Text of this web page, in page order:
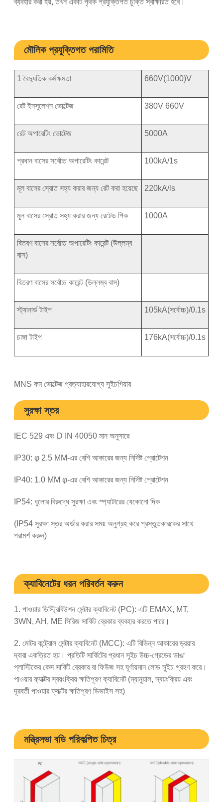
ব্যবহার করা হয়, তখন একটি পৃথক প্রযুক্তিগত চুক্তি স্বাক্ষরিত হবে।
মৌলিক প্রযুক্তিগত পরামিতি
1 বৈদ্যুতিক কর্মক্ষমতা 660V(1000)V
রেট ইনসুলেশন ভোল্টেজ 380V 660V
রেট অপারেটিং ভোল্টেজ 5000A
প্রধান বাসের সর্বোচ্চ অপারেটিং কারেন্ট 100kA/1s
মূল বাসের স্রোত সহ্য করার জন্য রেট করা হয়েছে 220kA/ls
মূল বাসের স্রোত সহ্য করার জন্য রেটেড পিক 1000A
বিতরণ বাসের সর্বোচ্চ অপারেটিং কারেন্ট (উল্লম্ব
বাস)
বিতরণ বাসের সর্বোচ্চ কারেন্ট (উল্লম্ব বাস)
স্ট্যানার্ড টাইপ 105kA(সর্বোচ্চ)/0.1s
চাঙ্গা টাইপ 176kA(সর্বোচ্চ)/0.1s
MNS কম ভোল্টেজ প্রত্যাহারযোগ্য সুইচগিয়ার
সুরক্ষা স্তর
IEC 529 এবং D IN 40050 মান অনুসারে
IP30: φ 2.5 MM-এর বেশি আকারের জন্য নির্দিষ্ট প্রোটেশন
IP40: 1.0 MM φ-এর বেশি আকারের জন্য নির্দিষ্ট প্রোটেশন
IP54: ধুলোর বিরুদ্ধে সুরক্ষা এবং স্প্যাটারের যেকোনো দিক
(IP54 সুরক্ষা স্তর অর্ডার করার সময় অনুগ্রহ করে প্রস্তুতকারকের সাথে
পরামর্শ করুন)
ক্যাবিনেটের ধরন পরিবর্তন করুন
1. পাওয়ার ডিস্ট্রিবিউশন সেন্টার ক্যাবিনেট (PC): এটি EMAX, MT,
3WN, AH, ME সিরিজ সার্কিট ব্রেকার ব্যবহার করতে পারে।
2. মোটর কন্ট্রোল সেন্টার ক্যাবিনেট (MCC): এটি বিভিন্ন আকারের ড্রয়ার
দ্বারা একত্রিত হয়। প্রতিটি সার্কিটের প্রধান সুইচ উচ্চ-গ্রেডের ভাঙা
প্লাস্টিকের কেস সার্কিট ব্রেকার বা ফিউজ সহ ঘূর্ণায়মান লোড সুইচ গ্রহণ করে।
পাওয়ার ফ্যাক্টর স্বয়ংক্রিয় ক্ষতিপূরণ ক্যাবিনেট (ম্যানুয়াল, স্বয়ংক্রিয় এবং
দূরবর্তী পাওয়ার ফ্যাক্টর ক্ষতিপূরণ ডিভাইস সহ)
মন্ত্রিসভা বডি পরিকল্পিত চিত্র